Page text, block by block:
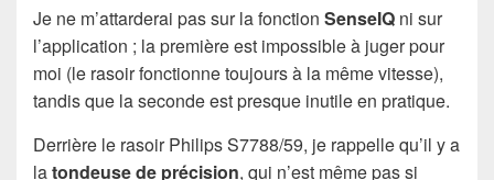
Je ne m’attarderai pas sur la fonction SenseIQ ni sur
l’application ; la première est impossible à juger pour
moi (le rasoir fonctionne toujours à la même vitesse),
tandis que la seconde est presque inutile en pratique.
Derrière le rasoir Philips S7788/59, je rappelle qu’il y a
latondeuse de précision, qui n’est même pas si